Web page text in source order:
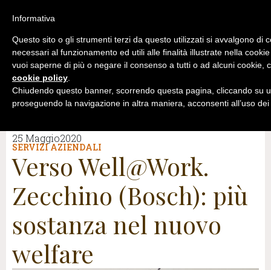
25 Maggio2020
SERVIZI AZIENDALI
Verso Well@Work.
Zecchino (Bosch): più
sostanza nel nuovo
welfare
Informativa
Questo sito o gli strumenti terzi da questo utilizzati si avvalgono di
necessari al funzionamento ed utili alle finalità illustrate nella
vuoi saperne di più o negare il consenso a tutti o ad alcuni cookie,
cookie policy.
Chiudendo questo banner, scorrendo questa pagina, cliccando su
proseguendo la navigazione in altra maniera, acconsenti all’uso